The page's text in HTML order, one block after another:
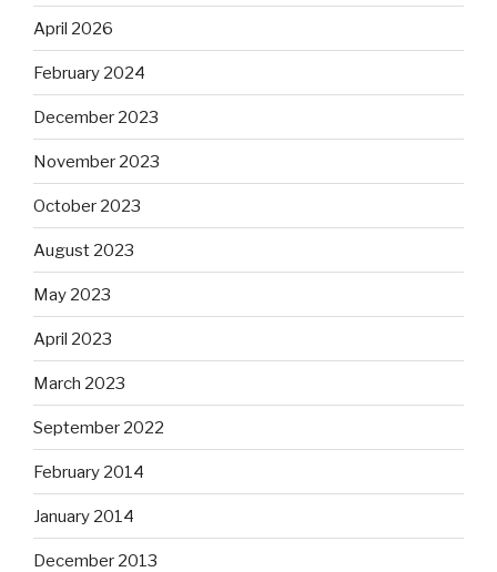
April 2026
February 2024
December 2023
November 2023
October 2023
August 2023
May 2023
April 2023
March 2023
September 2022
February 2014
January 2014
December 2013